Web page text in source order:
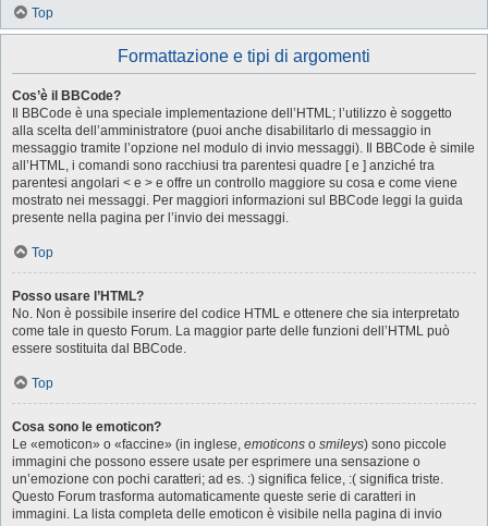
Top
Formattazione e tipi di argomenti
Cos’è il BBCode?
Il BBCode è una speciale implementazione dell’HTML; l’utilizzo è soggetto
alla scelta dell’amministratore (puoi anche disabilitarlo di messaggio in
messaggio tramite l’opzione nel modulo di invio messaggi). Il BBCode è simile
all’HTML, i comandi sono racchiusi tra parentesi quadre [ e ] anziché tra
parentesi angolari < e > e offre un controllo maggiore su cosa e come viene
mostrato nei messaggi. Per maggiori informazioni sul BBCode leggi la guida
presente nella pagina per l’invio dei messaggi.
Top
Posso usare l’HTML?
No. Non è possibile inserire del codice HTML e ottenere che sia interpretato
come tale in questo Forum. La maggior parte delle funzioni dell’HTML può
essere sostituita dal BBCode.
Top
Cosa sono le emoticon?
Le «emoticon» o «faccine» (in inglese, emoticons o smileys) sono piccole
immagini che possono essere usate per esprimere una sensazione o
un’emozione con pochi caratteri; ad es. :) significa felice, :( significa triste.
Questo Forum trasforma automaticamente queste serie di caratteri in
immagini. La lista completa delle emoticon è visibile nella pagina di invio